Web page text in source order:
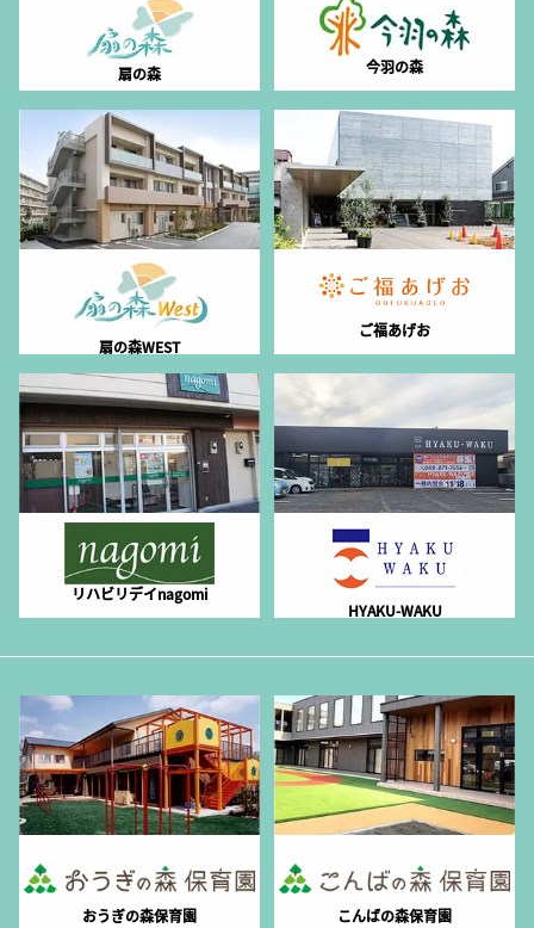
扇の森 今羽の森
扇の森WEST
ご福あげお
リハビリデイnagomi
HYAKU-WAKU
おうぎの森保育園 こんばの森保育園